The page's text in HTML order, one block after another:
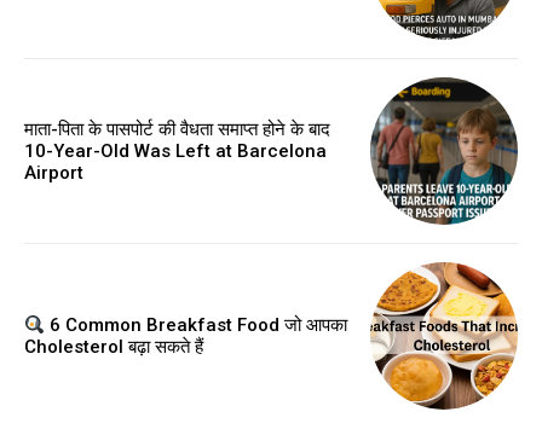
माता-पिता के पासपोर्ट की वैधता समाप्त होने के बाद
10-Year-Old Was Left at Barcelona
Airport
6 Common Breakfast Food जो आपका
Cholesterol बढ़ा सकते हैं